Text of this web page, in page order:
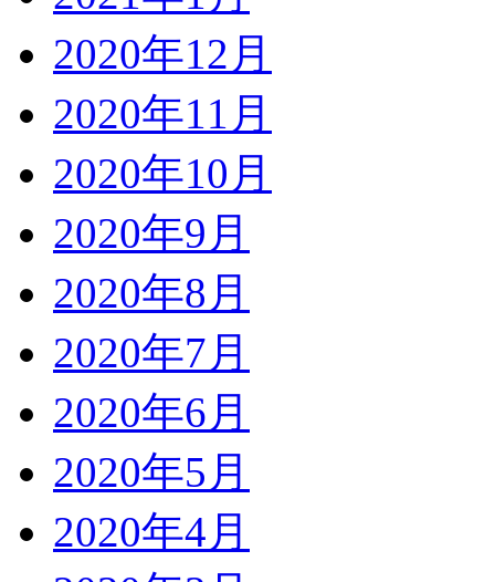
2020年12月
2020年11月
2020年10月
2020年9月
2020年8月
2020年7月
2020年6月
2020年5月
2020年4月